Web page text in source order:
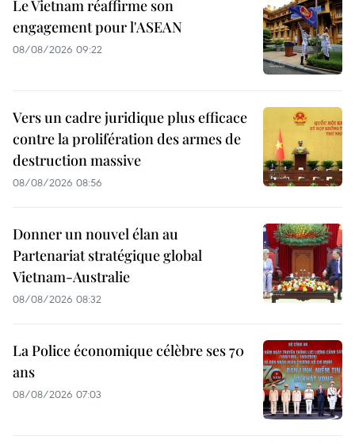
Le Vietnam réaffirme son
engagement pour l'ASEAN
08/08/2026 09:22
Vers un cadre juridique plus efficace
contre la prolifération des armes de
destruction massive
08/08/2026 08:56
Donner un nouvel élan au
Partenariat stratégique global
Vietnam-Australie
08/08/2026 08:32
La Police économique célèbre ses 70
ans
08/08/2026 07:03